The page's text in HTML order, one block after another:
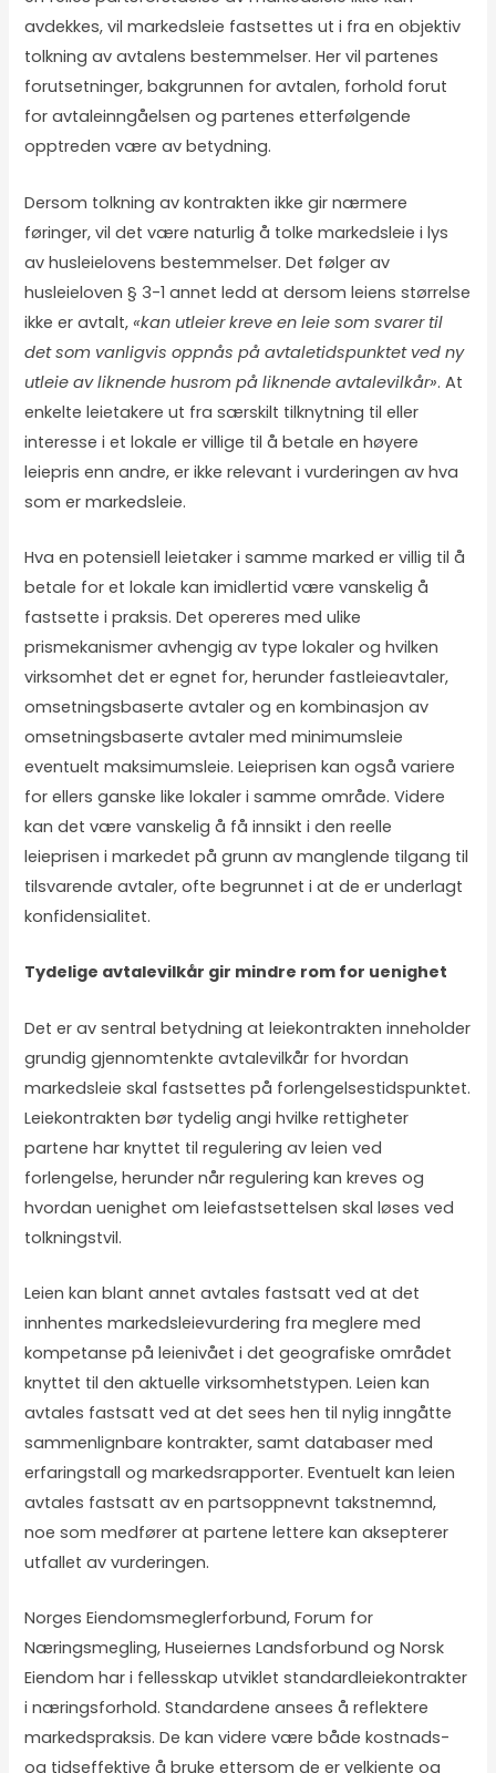
avdekkes, vil markedsleie fastsettes ut i fra en objektiv
tolkning av avtalens bestemmelser. Her vil partenes
forutsetninger, bakgrunnen for avtalen, forhold forut
for avtaleinngåelsen og partenes etterfølgende
opptreden være av betydning.
Dersom tolkning av kontrakten ikke gir nærmere
føringer, vil det være naturlig å tolke markedsleie i lys
av husleielovens bestemmelser. Det følger av
husleieloven § 3-1 annet ledd at dersom leiens størrelse
ikke er avtalt,«kan utleier kreve en leie som svarer til
det som vanligvis oppnås på avtaletidspunktet ved ny
utleie av liknende husrom på liknende avtalevilkår». At
enkelte leietakere ut fra særskilt tilknytning til eller
interesse i et lokale er villige til å betale en høyere
leiepris enn andre, er ikke relevant i vurderingen av hva
som er markedsleie.
Hva en potensiell leietaker i samme marked er villig til å
betale for et lokale kan imidlertid være vanskelig å
fastsette i praksis. Det opereres med ulike
prismekanismer avhengig av type lokaler og hvilken
virksomhet det er egnet for, herunder fastleieavtaler,
omsetningsbaserte avtaler og en kombinasjon av
omsetningsbaserte avtaler med minimumsleie
eventuelt maksimumsleie. Leieprisen kan også variere
for ellers ganske like lokaler i samme område. Videre
kan det være vanskelig å få innsikt i den reelle
leieprisen i markedet på grunn av manglende tilgang til
tilsvarende avtaler, ofte begrunnet i at de er underlagt
konfidensialitet.
Tydelige avtalevilkår gir mindre rom for uenighet
Det er av sentral betydning at leiekontrakten inneholder
grundig gjennomtenkte avtalevilkår for hvordan
markedsleie skal fastsettes på forlengelsestidspunktet.
Leiekontrakten bør tydelig angi hvilke rettigheter
partene har knyttet til regulering av leien ved
forlengelse, herunder når regulering kan kreves og
hvordan uenighet om leiefastsettelsen skal løses ved
tolkningstvil.
Leien kan blant annet avtales fastsatt ved at det
innhentes markedsleievurdering fra meglere med
kompetanse på leienivået i det geografiske området
knyttet til den aktuelle virksomhetstypen. Leien kan
avtales fastsatt ved at det sees hen til nylig inngåtte
sammenlignbare kontrakter, samt databaser med
erfaringstall og markedsrapporter. Eventuelt kan leien
avtales fastsatt av en partsoppnevnt takstnemnd,
noe som medfører at partene lettere kan aksepterer
utfallet av vurderingen.
Norges Eiendomsmeglerforbund, Forum for
Næringsmegling, Huseiernes Landsforbund og Norsk
Eiendom har i fellesskap utviklet standardleiekontrakter
i næringsforhold. Standardene ansees å reflektere
markedspraksis. De kan videre være både kostnads-
og tidseffektive å bruke ettersom de er velkjente og